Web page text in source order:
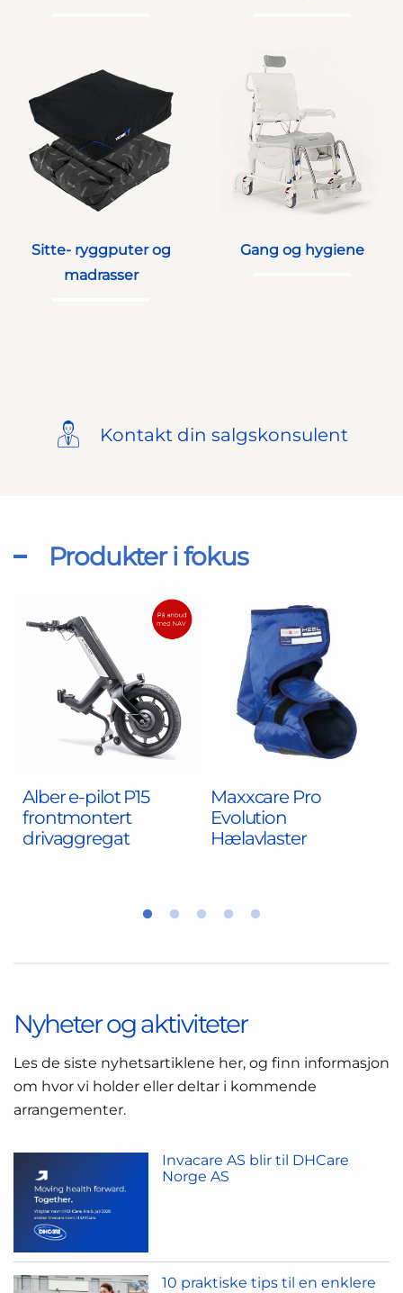
Sitte- ryggputer og
madrasser
Gang og hygiene
Kontakt din salgskonsulent
Produkter i fokus
Alber e-pilot P15
frontmontert
drivaggregat
Maxxcare Pro
Evolution
Hælavlaster
Nyheter og aktiviteter
Les de siste nyhetsartiklene her, og finn informasjon
om hvor vi holder eller deltar i kommende
arrangementer.
Invacare AS blir til DHCare
Norge AS
10 praktiske tips til en enklere